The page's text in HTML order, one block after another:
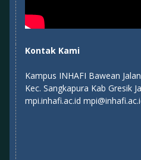
Kontak Kami
Kampus INHAFI Bawean
Kec. Sangkapura Kab Gresik
mpi.inhafi.ac.id